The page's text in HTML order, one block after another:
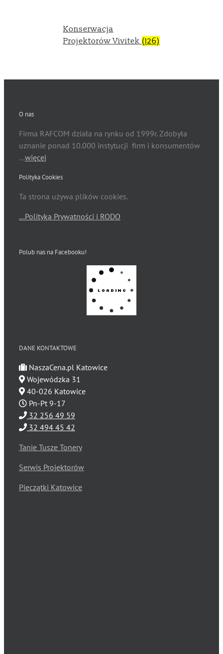
Konserwacja
Projektorów Vivitek (126)
O nas
Firma RAFCOM działa na rynku od 1999r. Zdobyła
uznanie ponad 10.000 instytucji firm i konsumentów
…więcej
Polityka Cookies
Ta strona używa plików cookies.
…Polityka Prywatności i RODO
Polub nas na Facebooku!
DANE KONTAKTOWE
NaszaCena.pl Katowice
Wojewódzka 31
40-026 Katowice
Pn-Pt 9-17
32 256 49 59
32 494 45 42
Tanie Tusze Tonery
Serwis Projektorów
Pieczątki Katowice